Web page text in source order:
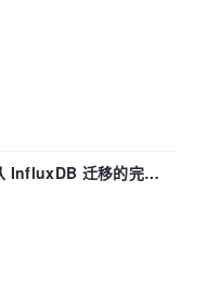
InfluxDB 迁移的完整